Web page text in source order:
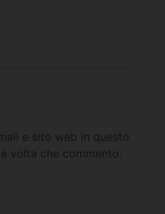
e sito web in questo
volta che commento.